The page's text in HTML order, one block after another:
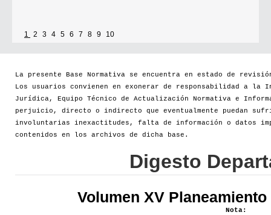
1 2 3 4 5 6 7 8 9 10
La presente Base Normativa se encuentra en estado de
Los usuarios convienen en exonerar de responsabilidad a la
Jurídica, Equipo Técnico de Actualización Normativa e
perjuicio, directo o indirecto que eventualmente puedan
involuntarias inexactitudes, falta de información o datos
contenidos en los archivos de dicha base.
Digesto
Volumen XV
Nota: